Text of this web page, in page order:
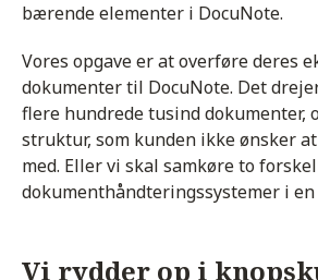
bærende elementer i DocuNote.
Vores opgave er at overføre deres
dokumenter til DocuNote. Det
flere hundrede tusind dokumenter,
struktur, som kunden ikke ønsker
med. Eller vi skal samkøre to
dokumenthåndteringssystemer i
Vi rydder op i